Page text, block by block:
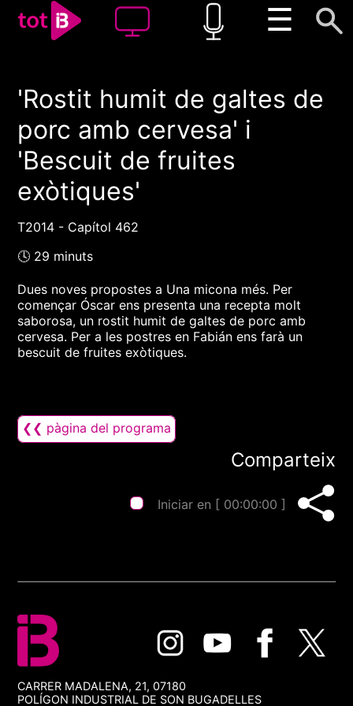
☰
00:00 00:00
1x
'Rostit humit de galtes de
porc amb cervesa' i
'Bescuit de fruites
exòtiques'
T2014 - Capítol 462
🕓 29 minuts
Dues noves propostes a Una micona més. Per
començar Óscar ens presenta una recepta molt
saborosa, un rostit humit de galtes de porc amb
cervesa. Per a les postres en Fabián ens farà un
bescuit de fruites exòtiques.
❮❮ pàgina del programa
Comparteix
Iniciar en [ 00:00:00 ]
CARRER MADALENA, 21, 07180
POLÍGON INDUSTRIAL DE SON BUGADELLES